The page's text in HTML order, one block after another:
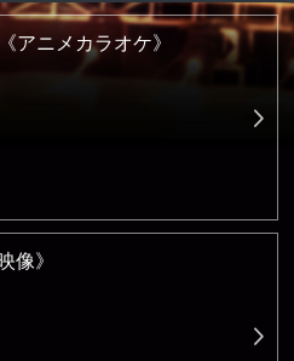
アニメカラオケ》
像》